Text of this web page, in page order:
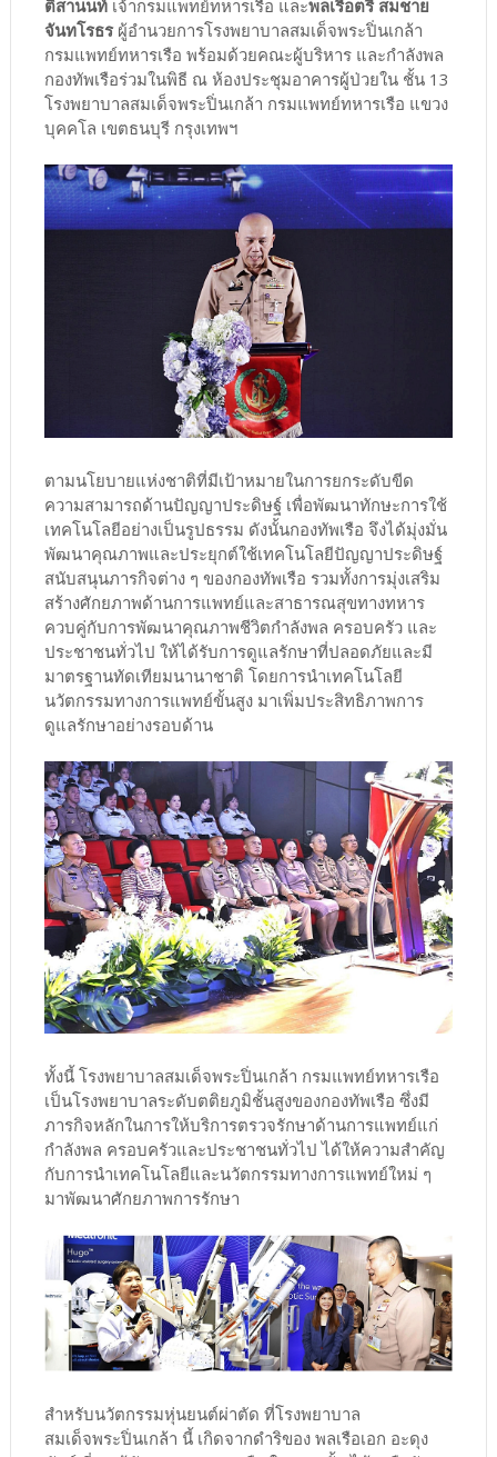
ติสานนท์ เจ้ากรมแพทย์ทหารเรือ และพลเรือตรี สมชาย
จันทโรธร ผู้อำนวยการโรงพยาบาลสมเด็จพระปิ่นเกล้า
กรมแพทย์ทหารเรือ พร้อมด้วยคณะผู้บริหาร และกำลังพล
กองทัพเรือร่วมในพิธี ณ ห้องประชุมอาคารผู้ป่วยใน ชั้น 13
โรงพยาบาลสมเด็จพระปิ่นเกล้า กรมแพทย์ทหารเรือ แขวง
บุคคโล เขตธนบุรี กรุงเทพฯ
ตามนโยบายแห่งชาติที่มีเป้าหมายในการยกระดับขีด
ความสามารถด้านปัญญาประดิษฐ์ เพื่อพัฒนาทักษะการใช้
เทคโนโลยีอย่างเป็นรูปธรรม ดังนั้นกองทัพเรือ จึงได้มุ่งมั่น
พัฒนาคุณภาพและประยุกต์ใช้เทคโนโลยีปัญญาประดิษฐ์
สนับสนุนภารกิจต่าง ๆ ของกองทัพเรือ รวมทั้งการมุ่งเสริม
สร้างศักยภาพด้านการแพทย์และสาธารณสุขทางทหาร
ควบคู่กับการพัฒนาคุณภาพชีวิตกำลังพล ครอบครัว และ
ประชาชนทั่วไป ให้ได้รับการดูแลรักษาที่ปลอดภัยและมี
มาตรฐานทัดเทียมนานาชาติ โดยการนำเทคโนโลยี
นวัตกรรมทางการแพทย์ขั้นสูง มาเพิ่มประสิทธิภาพการ
ดูแลรักษาอย่างรอบด้าน
ทั้งนี้ โรงพยาบาลสมเด็จพระปิ่นเกล้า กรมแพทย์ทหารเรือ
เป็นโรงพยาบาลระดับตติยภูมิชั้นสูงของกองทัพเรือ ซึ่งมี
ภารกิจหลักในการให้บริการตรวจรักษาด้านการแพทย์แก่
กำลังพล ครอบครัวและประชาชนทั่วไป ได้ให้ความสำคัญ
กับการนำเทคโนโลยีและนวัตกรรมทางการแพทย์ใหม่ ๆ
มาพัฒนาศักยภาพการรักษา
สำหรับนวัตกรรมหุ่นยนต์ผ่าตัด ที่โรงพยาบาล
สมเด็จพระปิ่นเกล้า นี้ เกิดจากดำริของ พลเรือเอก อะดุง